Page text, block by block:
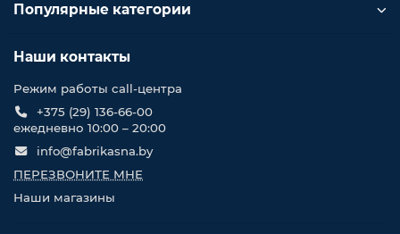
Популярные категории
Наши контакты
Режим работы call-центра
+375 (29) 136-66-00
ежедневно 10:00 – 20:00
info@fabrikasna.by
ПЕРЕЗВОНИТЕ МНЕ
Наши магазины